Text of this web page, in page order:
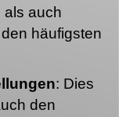
als auch
häufigsten
: Dies
den